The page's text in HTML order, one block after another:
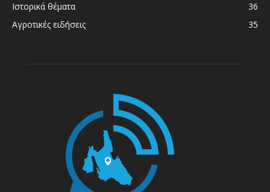
Ιστορικά θέματα
36
Αγροτικές ειδήσεις
35